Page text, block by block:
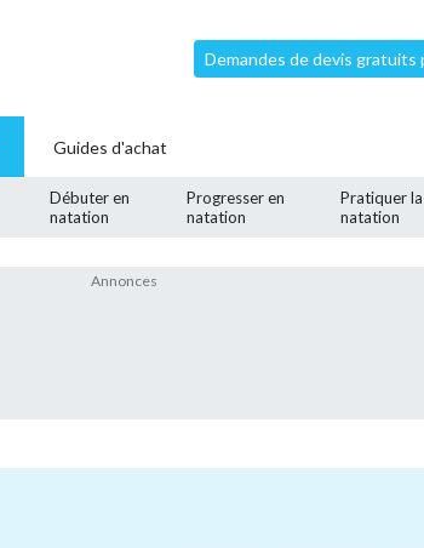
Demandes de devis gratuits
Débuter en
natation
Progresser en
natation
Pratiquer la
natation
Guides d'achat